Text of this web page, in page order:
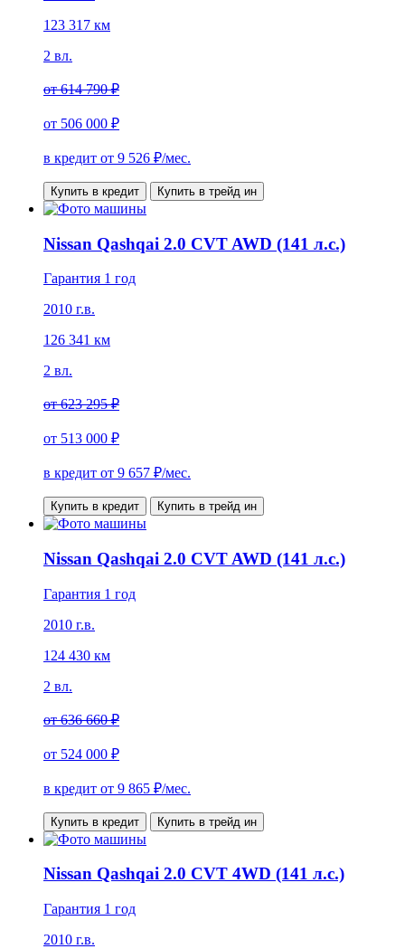
123 317 км
2 вл.
от614 790 ₽
от 506 000 ₽
в кредит от 9 526 ₽/мес.
Купить в кредит Купить в трейд ин
Nissan Qashqai 2.0 CVT AWD (141 л.с.)
Гарантия 1 год
2010 г.в.
126 341 км
2 вл.
от623 295 ₽
от 513 000 ₽
в кредит от 9 657 ₽/мес.
Купить в кредит Купить в трейд ин
Nissan Qashqai 2.0 CVT AWD (141 л.с.)
Гарантия 1 год
2010 г.в.
124 430 км
2 вл.
от636 660 ₽
от 524 000 ₽
в кредит от 9 865 ₽/мес.
Купить в кредит Купить в трейд ин
Nissan Qashqai 2.0 CVT 4WD (141 л.с.)
Гарантия 1 год
2010 г.в.